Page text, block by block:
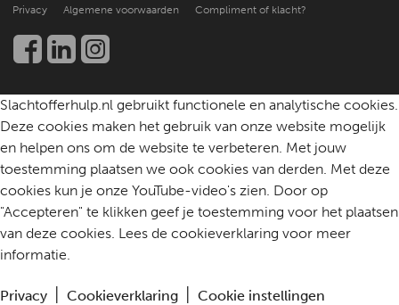
Een slachtoffer helpen
Werken bij
Community
Privacy Algemene voorwaarden Compliment of klacht?
Slachtofferhulp.nl gebruikt functionele en analytische cookies.
Deze cookies maken het gebruik van onze website mogelijk
en helpen ons om de website te verbeteren. Met jouw
toestemming plaatsen we ook cookies van derden. Met deze
cookies kun je onze YouTube-video's zien. Door op
"Accepteren" te klikken geef je toestemming voor het plaatsen
van deze cookies. Lees de cookieverklaring voor meer
informatie.
Privacy Cookieverklaring Cookie instellingen